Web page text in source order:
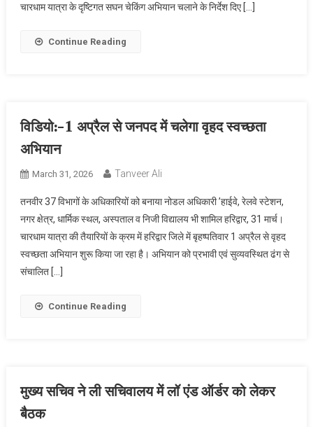
चारधाम यात्रा के दृष्टिगत सघन चेकिंग अभियान चलाने के निर्देश दिए […]
Continue Reading
विडियो:-1 अप्रैल से जनपद में चलेगा वृहद स्वच्छता
अभियान
March 31, 2026 Tanveer Ali
तनवीर 37 विभागों के अधिकारियों को बनाया नोडल अधिकारी ’हाईवे, रेलवे स्टेशन,
नगर क्षेत्र, धार्मिक स्थल, अस्पताल व निजी विद्यालय भी शामिल हरिद्वार, 31 मार्च।
चारधाम यात्रा की तैयारियों के क्रम में हरिद्वार जिले में बृहष्पतिवार 1 अप्रैल से वृहद
स्वच्छता अभियान शुरू किया जा रहा है। अभियान को प्रभावी एवं सुव्यवस्थित ढंग से
संचालित […]
Continue Reading
मुख्य सचिव ने ली सचिवालय में लॉ एंड ऑर्डर को लेकर
बैठक